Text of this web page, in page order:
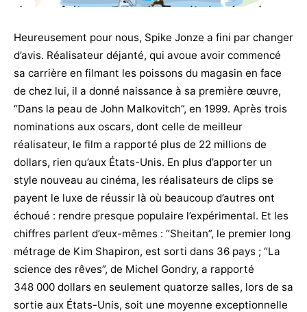
Heureusement pour nous, Spike Jonze a fini par changer
d’avis. Réalisateur déjanté, qui avoue avoir commencé
sa carrière en filmant les poissons du magasin en face
de chez lui, il a donné naissance à sa première œuvre,
“Dans la peau de John Malkovitch”, en 1999. Après trois
nominations aux oscars, dont celle de meilleur
réalisateur, le film a rapporté plus de 22 millions de
dollars, rien qu’aux États-Unis. En plus d’apporter un
style nouveau au cinéma, les réalisateurs de clips se
payent le luxe de réussir là où beaucoup d’autres ont
échoué : rendre presque populaire l’expérimental. Et les
chiffres parlent d’eux-mêmes : “Sheitan”, le premier long
métrage de Kim Shapiron, est sorti dans 36 pays ; “La
science des rêves”, de Michel Gondry, a rapporté
348 000 dollars en seulement quatorze salles, lors de sa
sortie aux États-Unis, soit une moyenne exceptionnelle